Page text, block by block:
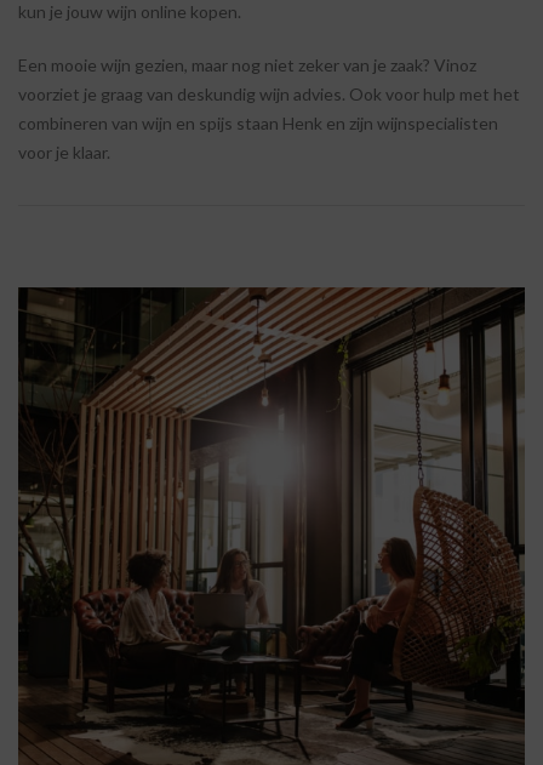
kun je jouw wijn online kopen.
Een mooie wijn gezien, maar nog niet zeker van je zaak? Vinoz
voorziet je graag van deskundig wijn advies. Ook voor hulp met het
combineren van wijn en spijs staan Henk en zijn wijnspecialisten
voor je klaar.